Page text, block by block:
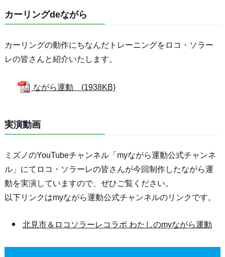
カーリングdeながら
カーリングの動作にちなんだトレーニングをロコ・ソラー
レの皆さんと紹介いたします。
ながら運動 (1938KB)
実演動画
ミズノのYouTubeチャンネル「myながら運動公式チャンネ
ル」にてロコ・ソラーレの皆さんが今回制作したながら運
動を実演していますので、ぜひご覧ください。
以下リンクはmyながら運動公式チャンネルのリンクです。
北見市＆ロコソラーレコラボ わたしのmyながら運動